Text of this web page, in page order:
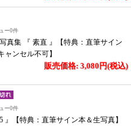
ー0件
真集 『 素直 』【特典：直筆サイン
ンセル不可】
販売価格: 3,080円(税込)
ー0件
』【特典：直筆サイン本＆生写真】